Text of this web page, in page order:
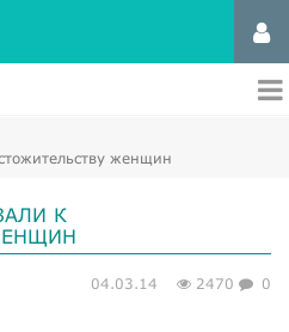
женщин
К
04.03.14 2470 0